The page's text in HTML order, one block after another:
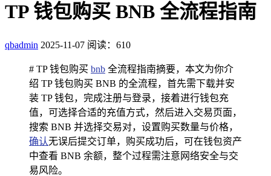
TP 钱包购买 BNB 全流程指南
qbadmin 2025-11-07 阅读：610
# TP 钱包购买 bnb 全流程指南摘要，本文为你介
绍 TP 钱包购买 BNB 的全流程，首先需下载并安
装 TP 钱包，完成注册与登录，接着进行钱包充
值，可选择合适的充值方式，然后进入交易页面，
搜索 BNB 并选择交易对，设置购买数量与价格，
确认无误后提交订单，购买成功后，可在钱包资产
中查看 BNB 余额，整个过程需注意网络安全与交
易风险。